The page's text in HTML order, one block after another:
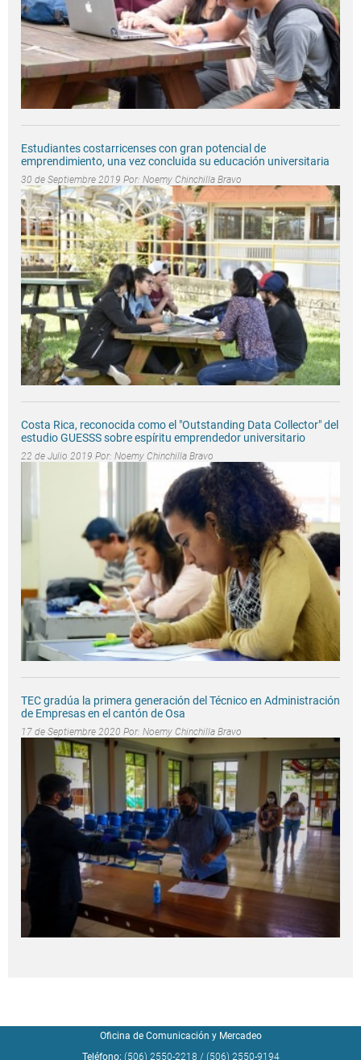
Estudiantes costarricenses con gran potencial de
emprendimiento, una vez concluida su educación universitaria
30 de Septiembre 2019 Por: Noemy Chinchilla Bravo
Costa Rica, reconocida como el "Outstanding Data Collector" del
estudio GUESSS sobre espíritu emprendedor universitario
22 de Julio 2019 Por: Noemy Chinchilla Bravo
TEC gradúa la primera generación del Técnico en Administración
de Empresas en el cantón de Osa
17 de Septiembre 2020 Por: Noemy Chinchilla Bravo
Oficina de Comunicación y Mercadeo
Teléfono: (506) 2550-2218 / (506) 2550-9194